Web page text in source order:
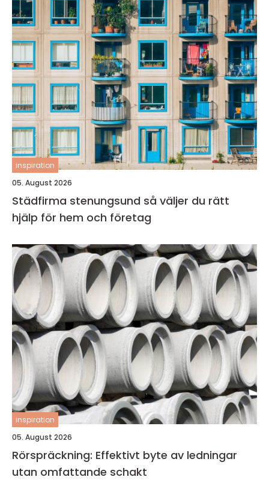
inspiration
05. August 2026
Städfirma stenungsund så väljer du rätt
hjälp för hem och företag
inspiration
05. August 2026
Rörspräckning: Effektivt byte av ledningar
utan omfattande schakt